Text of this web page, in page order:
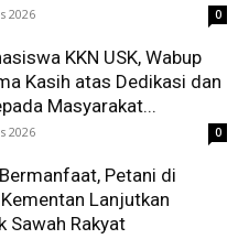
2026 0
KKN USK, Wabup
Kasih atas Dedikasi dan
Masyarakat...
2026 0
Petani di
Lanjutkan
Sawah Rakyat